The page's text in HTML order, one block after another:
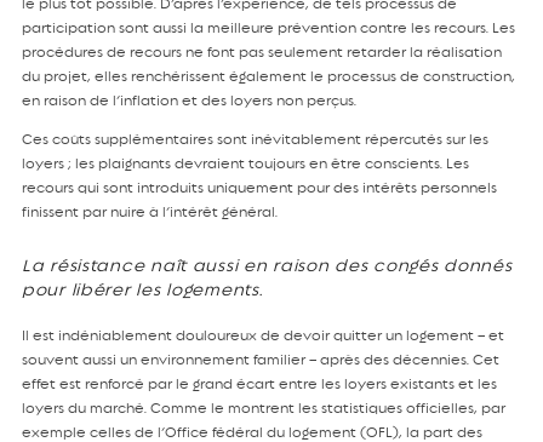
le plus tôt possible. D’après l’expérience, de tels processus de
participation sont aussi la meilleure prévention contre les recours. Les
procédures de recours ne font pas seulement retarder la réalisation
du projet, elles renchérissent également le processus de construction,
en raison de l’inflation et des loyers non perçus.
Ces coûts supplémentaires sont inévitablement répercutés sur les
loyers ; les plaignants devraient toujours en être conscients. Les
recours qui sont introduits uniquement pour des intérêts personnels
finissent par nuire à l’intérêt général.
La résistance naît aussi en raison des congés donnés
pour libérer les logements.
Il est indéniablement douloureux de devoir quitter un logement – et
souvent aussi un environnement familier – après des décennies. Cet
effet est renforcé par le grand écart entre les loyers existants et les
loyers du marché. Comme le montrent les statistiques officielles, par
exemple celles de l’Office fédéral du logement (OFL), la part des